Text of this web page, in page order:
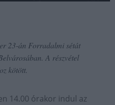
23-án Forradalmi sétát
A részvétel
kötött.
14.00 órakor indul az